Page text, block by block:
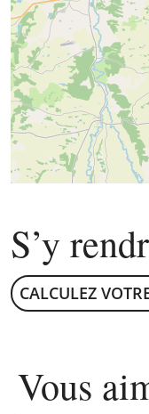
S’y
CALCULEZ
Vous